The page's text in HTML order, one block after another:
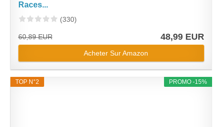
Races...
(330)
60,89 EUR 48,99 EUR
Acheter Sur Amazon
PROMO -15%
TOP N°2